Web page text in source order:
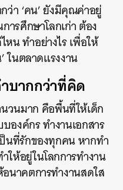
า ‘คน’ ยังมีคุณค่าอยู่
รศึกษาโลกเก่า ต้อง
น ทำอย่างไร เพื่อให้
ในตลาดแรงงาน
บากกว่าที่คิด
วนมาก คือพื้นที่ให้เด็ก
องค์กร ทำงานเอกสาร
นที่รักของทุกคน หากทำ
ให้อยู่ในโลกการทำงาน
นาคตการทำงานสดใส